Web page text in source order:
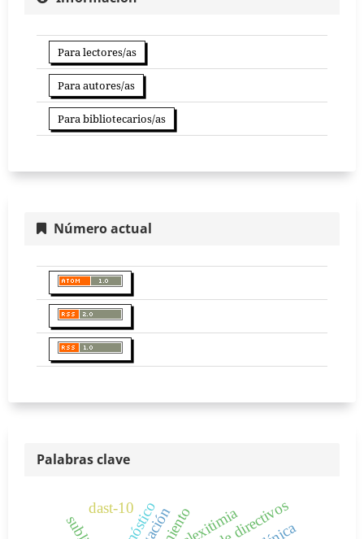
Para lectores/as
Para autores/as
Para bibliotecarios/as
Número actual
Palabras clave
alexitimia
dast-10